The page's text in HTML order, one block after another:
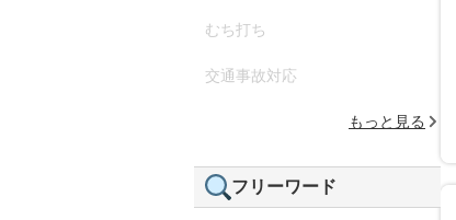
むち打ち
交通事故対応
もっと見る
フリーワード